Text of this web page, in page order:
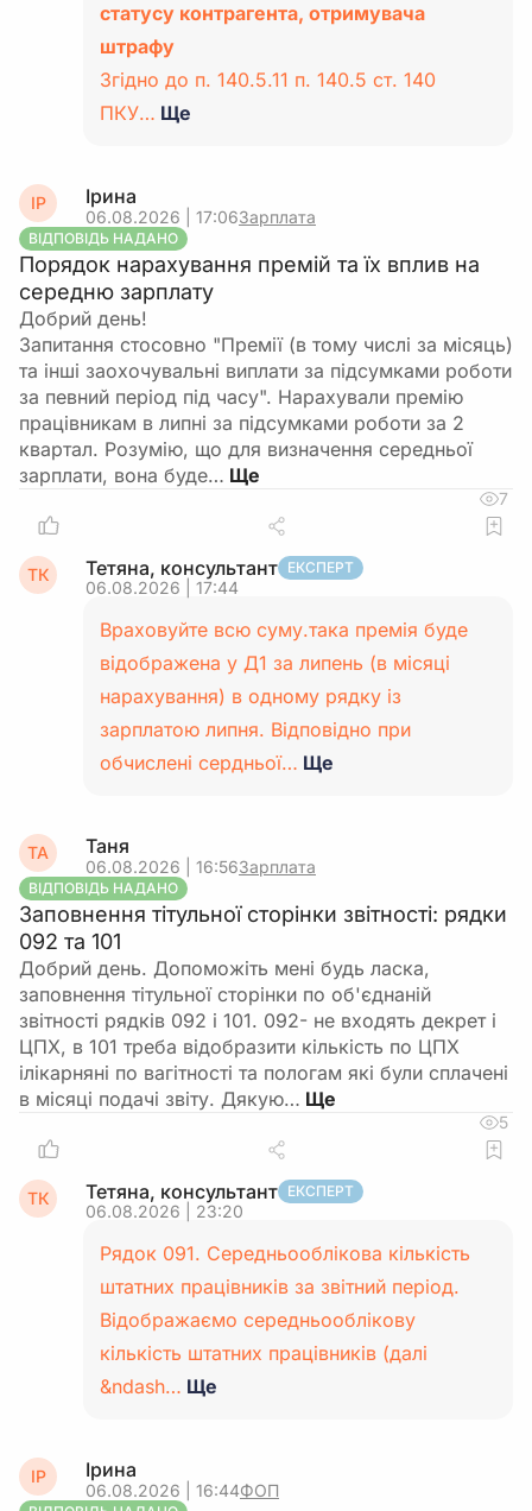
статусу контрагента, отримувача
штрафу
Згідно до п. 140.5.11 п. 140.5 ст. 140
ПКУ… Ще
ІР Ірина
06.08.2026 | 17:06Зарплата
ВІДПОВІДЬ НАДАНО
Порядок нарахування премій та їх вплив на
середню зарплату
Добрий день!
Запитання стосовно "Премії (в тому числі за місяць)
та інші заохочувальні виплати за підсумками роботи
за певний період під часу". Нарахували премію
працівникам в липні за підсумками роботи за 2
квартал. Розумію, що для визначення середньої
зарплати, вона буде…
7
ТК Тетяна, консультант ЕКСПЕРТ
06.08.2026 | 17:44
Враховуйте всю суму.така премія буде
відображена у Д1 за липень (в місяці
нарахування) в одному рядку із
зарплатою липня. Відповідно при
обчислені сердньої… Ще
ТА Таня
06.08.2026 | 16:56Зарплата
ВІДПОВІДЬ НАДАНО
Заповнення тітульної сторінки звітності: рядки
092 та 101
Добрий день. Допоможіть мені будь ласка,
заповнення тітульної сторінки по об'єднаній
звітності рядків 092 і 101. 092- не входять декрет і
ЦПХ, в 101 треба відобразити кількість по ЦПХ
ілікарняні по вагітності та пологам які були сплачені
в місяці подачі звіту. Дякую…
5
ТК Тетяна, консультант ЕКСПЕРТ
06.08.2026 | 23:20
Рядок 091. Середньооблікова кількість
штатних працівників за звітний період.
Відображаємо середньооблікову
кількість штатних працівників (далі
&ndash… Ще
ІР Ірина
06.08.2026 | 16:44ФОП